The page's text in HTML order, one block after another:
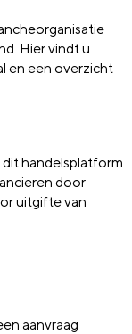
Hier vindt u
en een overzicht
handelsplatform
door
uitgifte van
aanvraag